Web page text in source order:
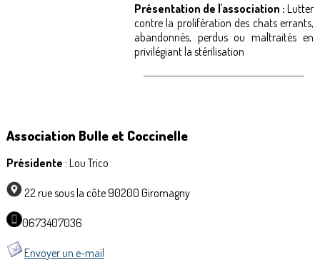
Présentation de l'association : Lutter
contre la prolifération des chats errants,
abandonnés, perdus ou maltraités en
privilégiant la stérilisation
Association Bulle et Coccinelle
Présidente : Lou Trico
22 rue sous la côte 90200 Giromagny
0673407036
Envoyer un e-mail